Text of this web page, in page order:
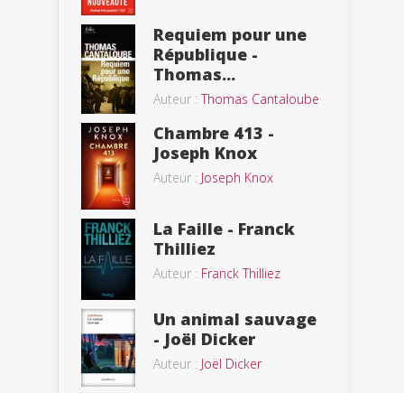
Requiem pour une
République -
Thomas...
Auteur :Thomas Cantaloube
Chambre 413 -
Joseph Knox
Auteur : Joseph Knox
La Faille - Franck
Thilliez
Auteur : Franck Thilliez
Un animal sauvage
- Joël Dicker
Auteur : Joël Dicker